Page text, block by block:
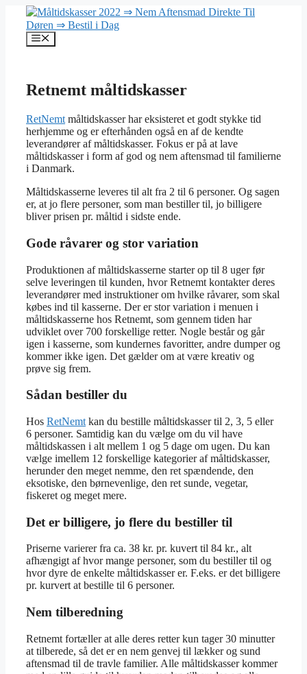
indhold
Menu
Retnemt måltidskasser
RetNemt måltidskasser har eksisteret et godt stykke tid
herhjemme og er efterhånden også en af de kendte
leverandører af måltidskasser. Fokus er på at lave
måltidskasser i form af god og nem aftensmad til familierne
i Danmark.
Måltidskasserne leveres til alt fra 2 til 6 personer. Og sagen
er, at jo flere personer, som man bestiller til, jo billigere
bliver prisen pr. måltid i sidste ende.
Gode råvarer og stor variation
Produktionen af måltidskasserne starter op til 8 uger før
selve leveringen til kunden, hvor Retnemt kontakter deres
leverandører med instruktioner om hvilke råvarer, som skal
købes ind til kasserne. Der er stor variation i menuen i
måltidskasserne hos Retnemt, som gennem tiden har
udviklet over 700 forskellige retter. Nogle består og går
igen i kasserne, som kundernes favoritter, andre dumper og
kommer ikke igen. Det gælder om at være kreativ og
prøve sig frem.
Sådan bestiller du
Hos RetNemt kan du bestille måltidskasser til 2, 3, 5 eller
6 personer. Samtidig kan du vælge om du vil have
måltidskassen i alt mellem 1 og 5 dage om ugen. Du kan
vælge imellem 12 forskellige kategorier af måltidskasser,
herunder den meget nemme, den ret spændende, den
eksotiske, den børnevenlige, den ret sunde, vegetar,
fiskeret og meget mere.
Det er billigere, jo flere du bestiller til
Priserne varierer fra ca. 38 kr. pr. kuvert til 84 kr., alt
afhængigt af hvor mange personer, som du bestiller til og
hvor dyre de enkelte måltidskasser er. F.eks. er det billigere
pr. kurvert at bestille til 6 personer.
Nem tilberedning
Retnemt fortæller at alle deres retter kun tager 30 minutter
at tilberede, så det er en nem genvej til lækker og sund
aftensmad til de travle familier. Alle måltidskasser kommer